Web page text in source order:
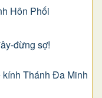
Hôn Phối
đừng sợ!
Thánh Đa Minh